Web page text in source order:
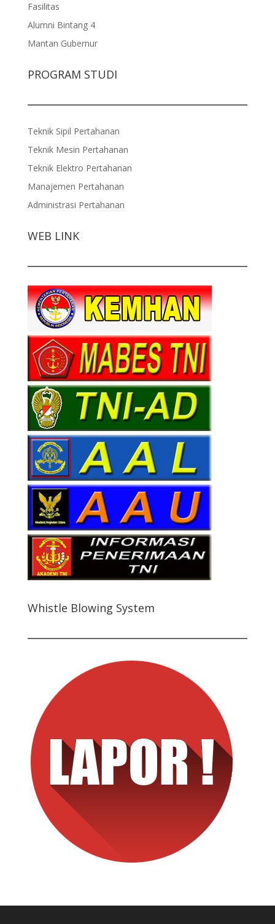
Fasilitas
Alumni Bintang 4
Mantan Gubernur
PROGRAM STUDI
Teknik Sipil Pertahanan
Teknik Mesin Pertahanan
Teknik Elektro Pertahanan
Manajemen Pertahanan
Administrasi Pertahanan
WEB LINK
Whistle Blowing System